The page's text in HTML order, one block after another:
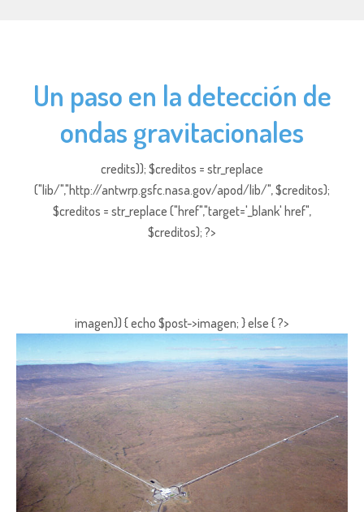
Un paso en la detección de
ondas gravitacionales
credits)); $creditos = str_replace
("lib/","http://antwrp.gsfc.nasa.gov/apod/lib/", $creditos);
$creditos = str_replace ("href","target='_blank' href",
$creditos); ?>
imagen)) { echo $post->imagen; } else { ?>